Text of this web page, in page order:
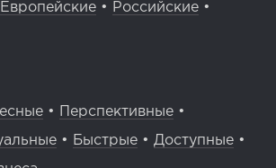
Европейские • Российские •
• Перспективные •
• Быстрые • Доступные •